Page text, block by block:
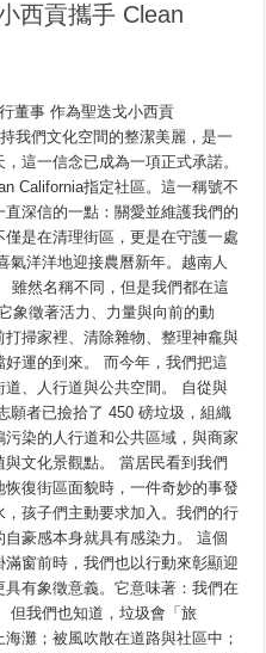
西貢攜手 Clean
董事 作為聖迭戈小西貢
我們文化空間的整潔美麗，是一
這一信念已成為一項正式承諾。
California指定社區。這一稱號不
深信的一點：關愛並維護我們的
是在清理街區，更是在守護一處
氣洋洋地迎接農曆新年。越南人
雖然名稱不同，但是我們都在這
象徵著活力、力量與向前的動
掃家裡、清除雜物、整理神龕與
運的到來。 而今年，我們把這
、人行道與公共空間。 自從與
願者已撿拾了 450 磅垃圾，組織
染的人行道和公共區域，與商家
文化景觀點。 當居民看到我們
復街區面貌時，一件奇妙的事發
孩子們主動要求加入。我們的行
豪感本身就具有感染力。 這個
窗前時，我們也以行動來彰顯迎
有象徵意義。它意味著：我們在
但我們也知道，垃圾會「旅
灘；被風吹散在道路與社區中；